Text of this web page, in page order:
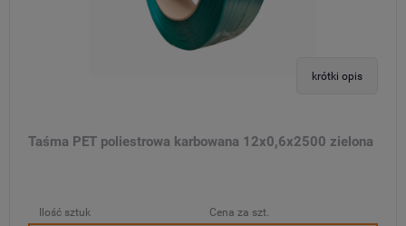
krótki opis
Taśma PET poliestrowa karbowana 12x0,6x2500 zielona
Ilość sztuk
Cena za szt.